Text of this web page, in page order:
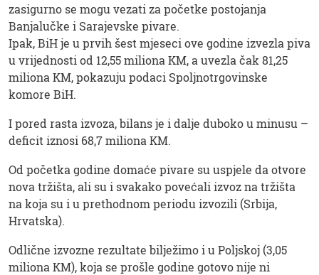
zasigurno se mogu vezati za početke postojanja
Banjalučke i Sarajevske pivare.
Ipak, BiH je u prvih šest mjeseci ove godine izvezla piva
u vrijednosti od 12,55 miliona KM, a uvezla čak 81,25
miliona KM, pokazuju podaci Spoljnotrgovinske
komore BiH.
I pored rasta izvoza, bilans je i dalje duboko u minusu –
deficit iznosi 68,7 miliona KM.
Od početka godine domaće pivare su uspjele da otvore
nova tržišta, ali su i svakako povećali izvoz na tržišta
na koja su i u prethodnom periodu izvozili (Srbija,
Hrvatska).
Odlične izvozne rezultate bilježimo i u Poljskoj (3,05
miliona KM), koja se prošle godine gotovo nije ni